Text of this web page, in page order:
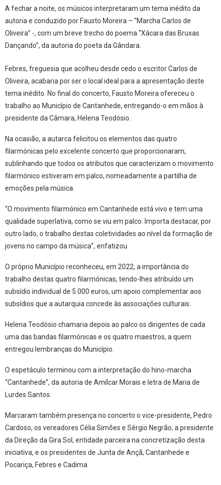
A fechar a noite, os músicos interpretaram um tema inédito da
autoria e conduzido por Fausto Moreira – “Marcha Carlos de
Oliveira” -, com um breve trecho do poema “Xácara das Bruxas
Dançando”, da autoria do poeta da Gândara.
Febres, freguesia que acolheu desde cedo o escritor Carlos de
Oliveira, acabaria por ser o local ideal para a apresentação deste
tema inédito. No final do concerto, Fausto Moreira ofereceu o
trabalho ao Município de Cantanhede, entregando-o em mãos à
presidente da Câmara, Helena Teodósio.
Na ocasião, a autarca felicitou os elementos das quatro
filarmónicas pelo excelente concerto que proporcionaram,
sublinhando que todos os atributos que caracterizam o movimento
filarmónico estiveram em palco, nomeadamente a partilha de
emoções pela música.
“O movimento filarmónico em Cantanhede está vivo e tem uma
qualidade superlativa, como se viu em palco. Importa destacar, por
outro lado, o trabalho destas coletividades ao nível da formação de
jovens no campo da música”, enfatizou.
O próprio Município reconheceu, em 2022, a importância do
trabalho destas quatro filarmónicas, tendo-lhes atribuído um
subsídio individual de 5.000 euros, um apoio complementar aos
subsídios que a autarquia concede às associações culturais.
Helena Teodósio chamaria depois ao palco os dirigentes de cada
uma das bandas filarmónicas e os quatro maestros, a quem
entregou lembranças do Município.
O espetáculo terminou com a interpretação do hino-marcha
“Cantanhede”, da autoria de Amílcar Morais e letra de Maria de
Lurdes Santos.
Marcaram também presença no concerto o vice-presidente, Pedro
Cardoso, os vereadores Célia Simões e Sérgio Negrão, a presidente
da Direção da Gira Sol, entidade parceira na concretização desta
iniciativa, e os presidentes de Junta de Ançã, Cantanhede e
Pocariça, Febres e Cadima.